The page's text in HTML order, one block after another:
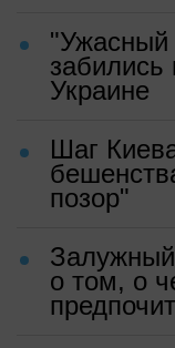
забились
Украине
Шаг
позор"
о том, о